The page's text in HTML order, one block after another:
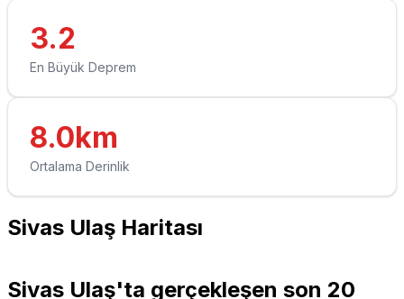
3.2
En Büyük Deprem
8.0km
Ortalama Derinlik
Sivas Ulaş Haritası
+
Sivas Ulaş'ta gerçekleşen son 20